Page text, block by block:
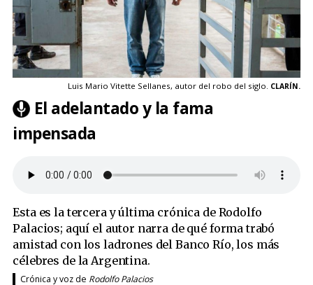
Luis Mario Vitette Sellanes, autor del robo del siglo. CLARÍN.
El adelantado y la fama
impensada
Esta es la tercera y última crónica de Rodolfo
Palacios; aquí el autor narra de qué forma trabó
amistad con los ladrones del Banco Río, los más
célebres de la Argentina.
Crónica y voz de Rodolfo Palacios